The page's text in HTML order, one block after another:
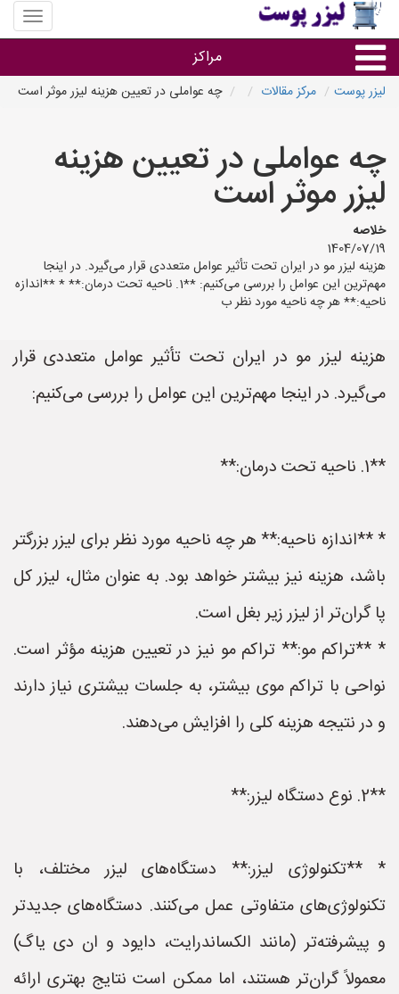
منوی
سایت
پوست
مراکز
استان ها
لیزر پوست مرکز مقالات چه عواملی در تعیین هزینه لیزر موثر است
چه عواملی در تعیین هزینه
لیزر موثر است
خلاصه
1404/07/19
هزینه لیزر مو در ایران تحت تأثیر عوامل متعددی قرار می‌گیرد. در اینجا
مهم‌ترین این عوامل را بررسی می‌کنیم: **1. ناحیه تحت درمان:** * **اندازه
ناحیه:** هر چه ناحیه مورد نظر ب
هزینه لیزر مو در ایران تحت تأثیر عوامل متعددی قرار
می‌گیرد. در اینجا مهم‌ترین این عوامل را بررسی می‌کنیم:
**1. ناحیه تحت درمان:**
* **اندازه ناحیه:** هر چه ناحیه مورد نظر برای لیزر بزرگتر
باشد، هزینه نیز بیشتر خواهد بود. به عنوان مثال، لیزر کل
پا گران‌تر از لیزر زیر بغل است.
* **تراکم مو:** تراکم مو نیز در تعیین هزینه مؤثر است.
نواحی با تراکم موی بیشتر، به جلسات بیشتری نیاز دارند
و در نتیجه هزینه کلی را افزایش می‌دهند.
**2. نوع دستگاه لیزر:**
* **تکنولوژی لیزر:** دستگاه‌های لیزر مختلف، با
تکنولوژی‌های متفاوتی عمل می‌کنند. دستگاه‌های جدیدتر
و پیشرفته‌تر (مانند الکساندرایت، دایود و ان دی یاگ)
معمولاً گران‌تر هستند، اما ممکن است نتایج بهتری ارائه